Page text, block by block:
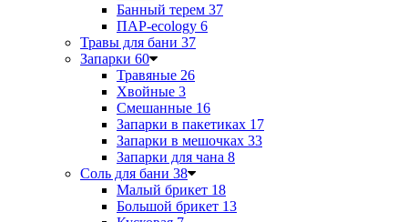
Банный терем 37
ПАР-ecology 6
Травы для бани 37
Запарки 60
Травяные 26
Хвойные 3
Смешанные 16
Запарки в пакетиках 17
Запарки в мешочках 33
Запарки для чана 8
Соль для бани 38
Малый брикет 18
Большой брикет 13